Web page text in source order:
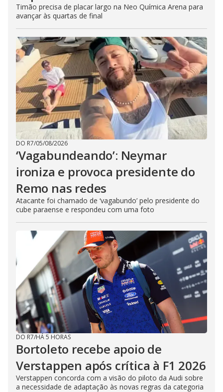
Timão precisa de placar largo na Neo Química Arena para
avançar às quartas de final
DO R7/05/08/2026
‘Vagabundeando’: Neymar
ironiza e provoca presidente do
Remo nas redes
Atacante foi chamado de ‘vagabundo’ pelo presidente do
cube paraense e respondeu com uma foto
DO R7/HÁ 5 HORAS
Bortoleto recebe apoio de
Verstappen após crítica à F1 2026
Verstappen concorda com a visão do piloto da Audi sobre
a necessidade de adaptação às novas regras da categoria